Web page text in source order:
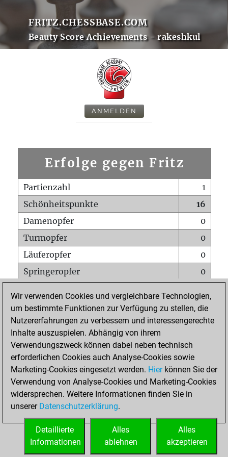
FRITZ.CHESSBASE.COM
Beauty Score Achievements - rakeshkul
ANMELDEN
Erfolge gegen Fritz
Partienzahl
1
Schönheitspunkte
16
Damenopfer
0
Turmopfer
0
Läuferopfer
0
Springeropfer
0
Matt auf vollem Brett
0
Bauer setzt Matt
0
Erstickte Matts
Unterverwandlungen
Türme auf der siebten
0
STARTSEITE
Wir verwenden Cookies und vergleichbare Technologien,
um bestimmte Funktionen zur Verfügung zu stellen, die
Nutzererfahrungen zu verbessern und interessengerechte
Inhalte auszuspielen. Abhängig von ihrem
Verwendungszweck können dabei neben technisch
erforderlichen Cookies auch Analyse-Cookies sowie
Marketing-Cookies eingesetzt werden. Hierkönnen Sie der
Verwendung von Analyse-Cookies und Marketing-Cookies
widersprechen. Weitere Informationen finden Sie in
unserer Datenschutzerklärung.
Alles
akzeptieren
Alles
ablehnen
Detaillierte
Informationen